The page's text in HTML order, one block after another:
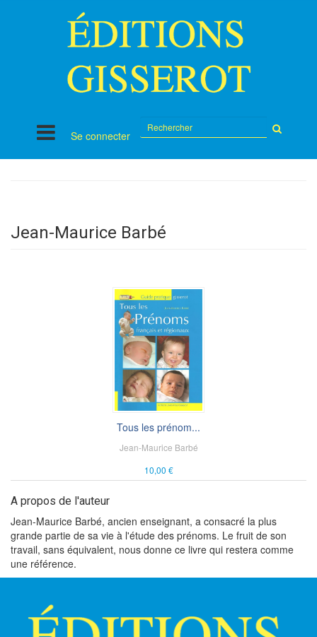
Se connecter
sur
Jean-Maurice Barbé
Tous les prénom...
Jean-Maurice Barbé
10,00 €
A propos de l'auteur
Jean-Maurice Barbé, ancien enseignant, a consacré la plus
grande partie de sa vie à l'étude des prénoms. Le fruit de son
travail, sans équivalent, nous donne ce livre qui restera comme
une référence.